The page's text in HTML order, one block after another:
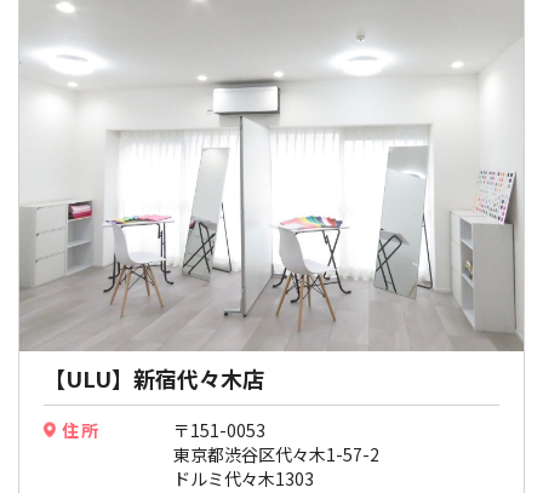
【ULU】新宿代々木店
住所
〒151-0053
東京都渋谷区代々木1-57-2
ドルミ代々木1303